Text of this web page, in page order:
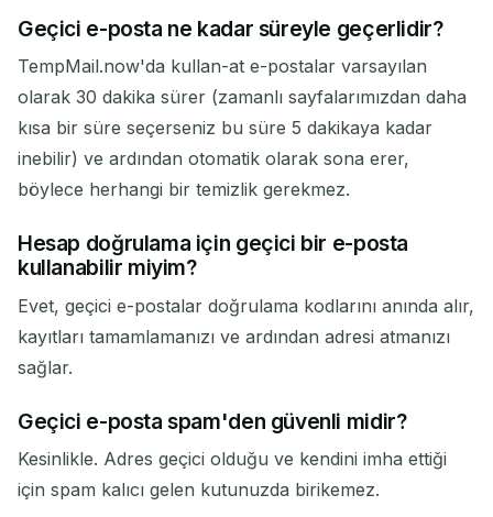
Geçici e-posta ne kadar süreyle geçerlidir?
TempMail.now'da kullan-at e-postalar varsayılan
olarak 30 dakika sürer (zamanlı sayfalarımızdan daha
kısa bir süre seçerseniz bu süre 5 dakikaya kadar
inebilir) ve ardından otomatik olarak sona erer,
böylece herhangi bir temizlik gerekmez.
Hesap doğrulama için geçici bir e-posta
kullanabilir miyim?
Evet, geçici e-postalar doğrulama kodlarını anında alır,
kayıtları tamamlamanızı ve ardından adresi atmanızı
sağlar.
Geçici e-posta spam'den güvenli midir?
Kesinlikle. Adres geçici olduğu ve kendini imha ettiği
için spam kalıcı gelen kutunuzda birikemez.